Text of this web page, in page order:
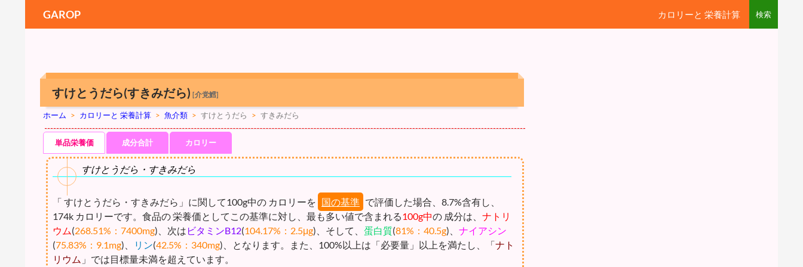
GAROP カロリーと 栄養計算
すけとうだら(すきみだら) [介党鱈]
ホーム > カロリーと 栄養計算 > 魚介類 > すけとうだら > すきみだら
単品栄養価 成分合計 カロリー
すけとうだら・すきみだら
「 すけとうだら・すきみだら」に関して100g中の カロリーを 国の基準 で評価した場合、8.7%含有し、
174k カロリーです。食品の 栄養価としてこの基準に対し、最も多い値で含まれる100g中の 成分は、 ナトリ
ウム(268.51%：7400mg)、次は ビタミンB12(104.17%：2.5μg)、そして、 蛋白質(81%：40.5g)、 ナイアシン
(75.83%：9.1mg)、 リン(42.5%：340mg)、となります。また、100%以上は「必要量」以上を満たし、「ナト
リウム 」では目標量未満を超えています。